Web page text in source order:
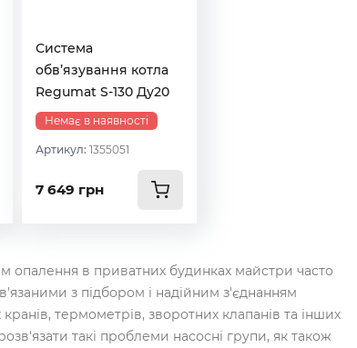
Система
обв’язування котла
Regumat S-130 Ду20
Немає в наявності
Артикул: 1355051
7 649 грн
опалення в приватних будинках майстри часто
з підбором і надійним з'єднанням
термометрів, зворотних клапанів та інших
такі проблеми насосні групи, як також